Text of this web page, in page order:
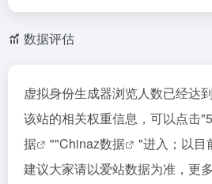
数据评估
虚拟身份生成器浏览人数已经达
该站的相关权重信息，可以点击"
据
""Chinaz数据
"进入；以目
建议大家请以爱站数据为准，更